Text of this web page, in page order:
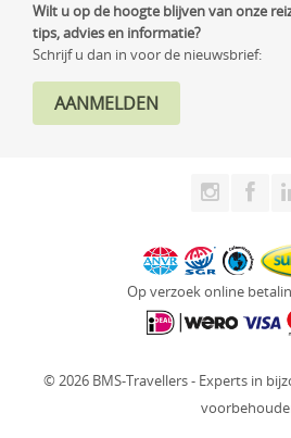
Wilt u op de hoogte blijven van onze
tips, advies en informatie?
Schrijf u dan in voor de nieuwsbrief:
Op verzoek online
© 2026 BMS-Travellers - Experts in